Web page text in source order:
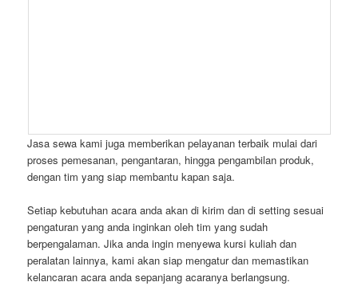
Jasa sewa kami juga memberikan pelayanan terbaik mulai dari
proses pemesanan, pengantaran, hingga pengambilan produk,
dengan tim yang siap membantu kapan saja.
Setiap kebutuhan acara anda akan di kirim dan di setting sesuai
pengaturan yang anda inginkan oleh tim yang sudah
berpengalaman. Jika anda ingin menyewa kursi kuliah dan
peralatan lainnya, kami akan siap mengatur dan memastikan
kelancaran acara anda sepanjang acaranya berlangsung.